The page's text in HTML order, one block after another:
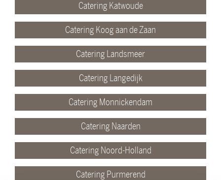
Catering Katwoude
Catering Koog aan de Zaan
Catering Landsmeer
Catering Langedijk
Catering Monnickendam
Catering Naarden
Catering Noord-Holland
Catering Purmerend